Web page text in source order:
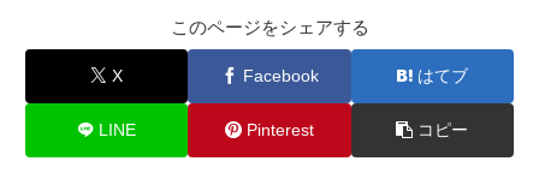
このページをシェアする
X Facebook はてブ
LINE Pinterest コピー